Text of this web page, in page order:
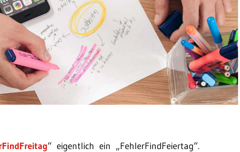
“ eigentlich ein „FehlerFindFeiertag“.